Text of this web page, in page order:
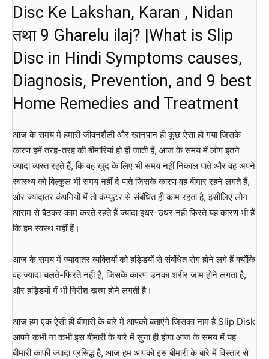
Disc Ke Lakshan, Karan , Nidan
तथा 9 Gharelu ilaj? |What is Slip
Disc in Hindi Symptoms causes,
Diagnosis, Prevention, and 9 best
Home Remedies and Treatment
आज के समय में हमारी जीवनशैली और खानपान ही कुछ ऐसा हो गया जिसके
कारण हमें तरह-तरह की बीमारियां हो ही जाती हैं, आज के समय में लोग इतने
ज्यादा व्यस्त रहते हैं, कि वह खुद के लिए भी समय नहीं निकाल पाते और वह अपने
स्वास्थ्य को बिल्कुल भी समय नहीं दे पाते जिसके कारण वह बीमार रहने लगते हैं,
और ज्यादातर कंपनियों में तो कंप्यूटर से संबंधित ही काम रहता है, इसीलिए लोग
आराम से बैठकर काम करते रहते हैं ज्यादा इधर-उधर नहीं फिरते यह कारण भी हैं
कि हम स्वस्थ नहीं हैं।
आज के समय में ज्यादातर व्यक्तियों को हड्डियों से संबंधित रोग होने लगे हैं क्योंकि
वह ज्यादा चलते-फिरते नहीं हैं, जिसके कारण उनका शरीर जाम होने लगता है,
और हड्डियों में भी गिरीश खत्म होने लगती है।
आज हम एक ऐसी ही बीमारी के बारे में आपको बताएंगे जिसका नाम है Slip Disk
आपने कभी ना कभी इस बीमारी के बारे में सुना ही होगा आज के समय में यह
बीमारी काफी ज्यादा प्रसिद्ध है, आज हम आपको इस बीमारी के बारे में विस्तार से